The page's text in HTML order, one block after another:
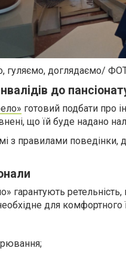
гуляємо, доглядаємо/
до
готовий подбати про
що їй буде надано
з правилами поведінки,
гарантують
для